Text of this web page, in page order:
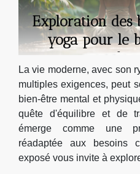
Exploration des
yoga pour le
La vie moderne, avec son
multiples exigences, peut
bien-être mental et
quête d'équilibre et de
émerge comme une
réadaptée aux besoins
exposé vous invite à